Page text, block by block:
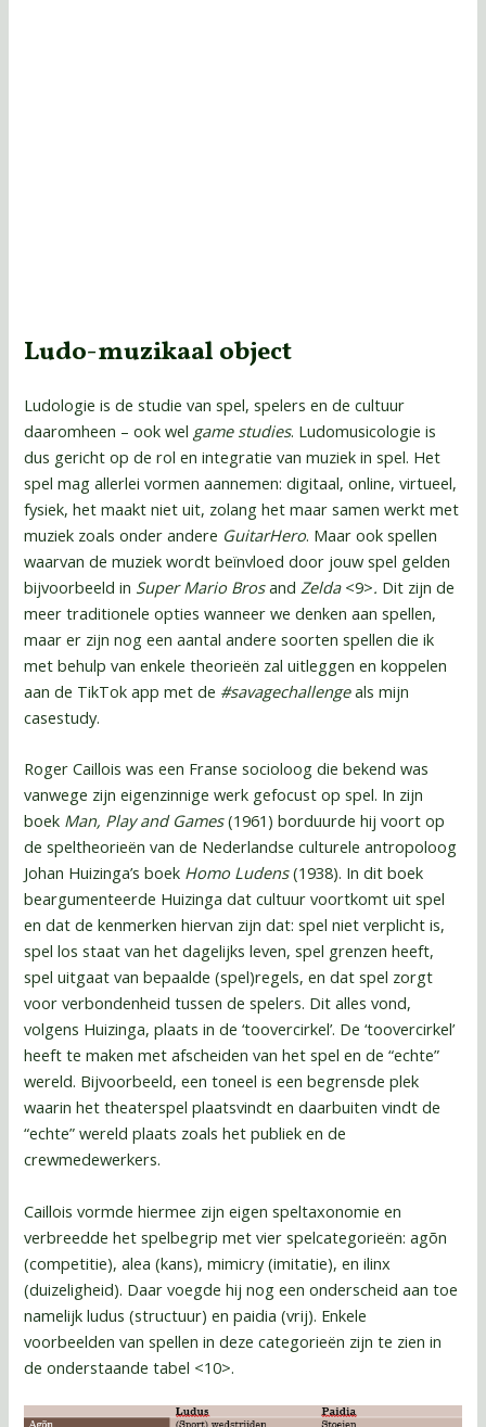
Ludo-muzikaal object
Ludologie is de studie van spel, spelers en de cultuur
daaromheen – ook wel game studies. Ludomusicologie is
dus gericht op de rol en integratie van muziek in spel. Het
spel mag allerlei vormen aannemen: digitaal, online, virtueel,
fysiek, het maakt niet uit, zolang het maar samen werkt met
muziek zoals onder andere GuitarHero. Maar ook spellen
waarvan de muziek wordt beïnvloed door jouw spel gelden
bijvoorbeeld in Super Mario Brosand Zelda<9>. Dit zijn de
meer traditionele opties wanneer we denken aan spellen,
maar er zijn nog een aantal andere soorten spellen die ik
met behulp van enkele theorieën zal uitleggen en koppelen
aan de TikTok app met de #savagechallengeals mijn
casestudy.
Roger Caillois was een Franse socioloog die bekend was
vanwege zijn eigenzinnige werk gefocust op spel. In zijn
boek Man, Play and Games(1961) borduurde hij voort op
de speltheorieën van de Nederlandse culturele antropoloog
Johan Huizinga’s boek Homo Ludens(1938). In dit boek
beargumenteerde Huizinga dat cultuur voortkomt uit spel
en dat de kenmerken hiervan zijn dat: spel niet verplicht is,
spel los staat van het dagelijks leven, spel grenzen heeft,
spel uitgaat van bepaalde (spel)regels, en dat spel zorgt
voor verbondenheid tussen de spelers. Dit alles vond,
volgens Huizinga, plaats in de ‘toovercirkel’. De ‘toovercirkel’
heeft te maken met afscheiden van het spel en de “echte”
wereld. Bijvoorbeeld, een toneel is een begrensde plek
waarin het theaterspel plaatsvindt en daarbuiten vindt de
“echte” wereld plaats zoals het publiek en de
crewmedewerkers.
Caillois vormde hiermee zijn eigen speltaxonomie en
verbreedde het spelbegrip met vier spelcategorieën: agõn
(competitie), alea (kans), mimicry (imitatie), en ilinx
(duizeligheid). Daar voegde hij nog een onderscheid aan toe
namelijk ludus (structuur) en paidia (vrij). Enkele
voorbeelden van spellen in deze categorieën zijn te zien in
de onderstaande tabel <10>.